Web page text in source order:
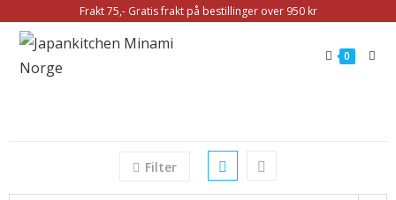
Frakt 75,- Gratis frakt på bestillinger over 950 kr
0
Filter